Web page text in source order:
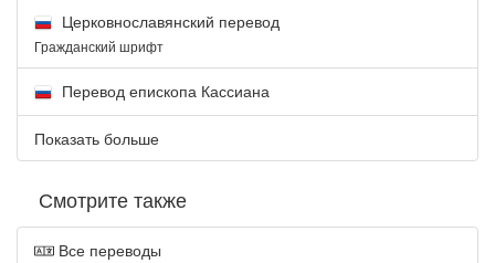
Церковнославянский перевод
Гражданский шрифт
Перевод епископа Кассиана
Показать больше
Смотрите также
Все переводы